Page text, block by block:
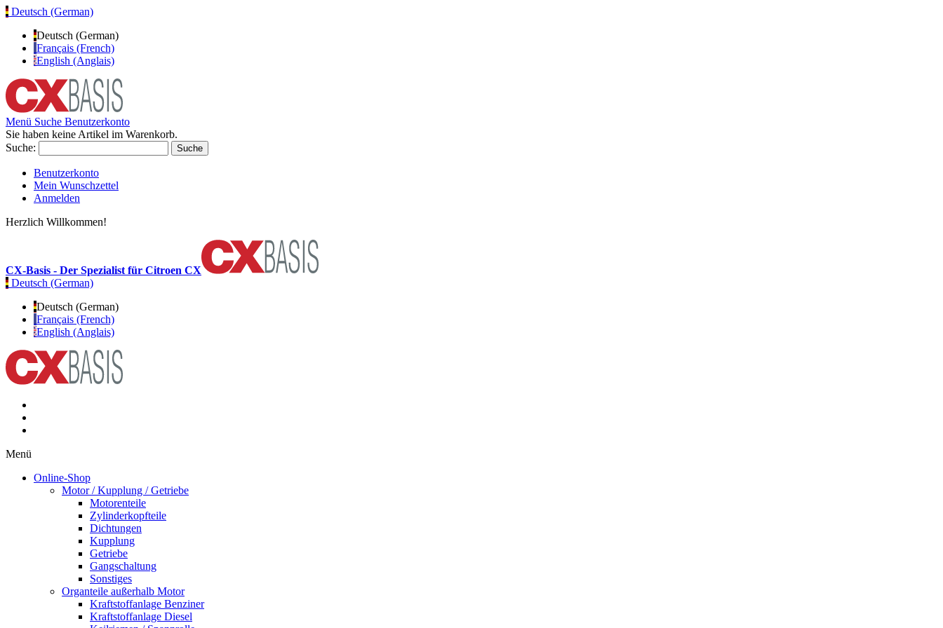
Deutsch (German)
Deutsch (German)
Français (French)
English (Anglais)
Menü Suche Benutzerkonto
Sie haben keine Artikel im Warenkorb.
Suche:
Suche
Benutzerkonto
Mein Wunschzettel
Anmelden
Herzlich Willkommen!
CX-Basis - Der Spezialist für Citroen CX
Deutsch (German)
Deutsch (German)
Français (French)
English (Anglais)
Menü
Online-Shop
Motor / Kupplung / Getriebe
Motorenteile
Zylinderkopfteile
Dichtungen
Kupplung
Getriebe
Gangschaltung
Sonstiges
Organteile außerhalb Motor
Kraftstoffanlage Benziner
Kraftstoffanlage Diesel